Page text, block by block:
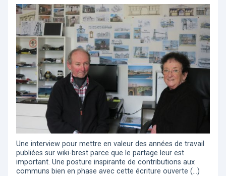
Une interview pour mettre en valeur des années de travail
publiées sur wiki-brest parce que le partage leur est
important. Une posture inspirante de contributions aux
communs bien en phase avec cette écriture ouverte (…)